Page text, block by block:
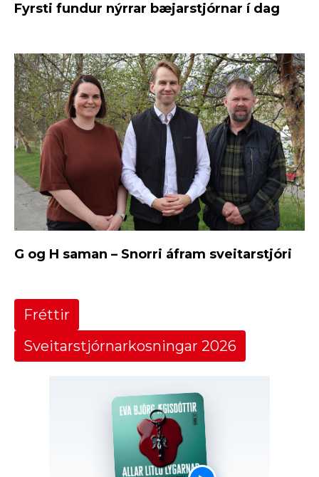
Fyrsti fundur nýrrar bæjarstjórnar í dag
G og H saman – Snorri áfram sveitarstjóri
Fréttir
Sveitarstjórnarkosningar 2026